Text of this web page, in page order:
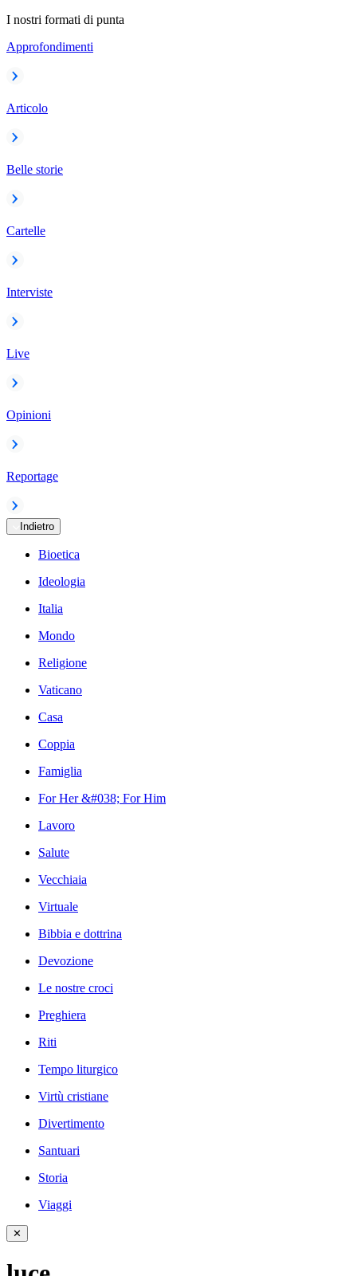
I nostri formati di punta
Approfondimenti
Articolo
Belle storie
Cartelle
Interviste
Live
Opinioni
Reportage
Indietro
Bioetica
Ideologia
Italia
Mondo
Religione
Vaticano
Casa
Coppia
Famiglia
For Her &#038; For Him
Lavoro
Salute
Vecchiaia
Virtuale
Bibbia e dottrina
Devozione
Le nostre croci
Preghiera
Riti
Tempo liturgico
Virtù cristiane
Divertimento
Santuari
Storia
Viaggi
✕